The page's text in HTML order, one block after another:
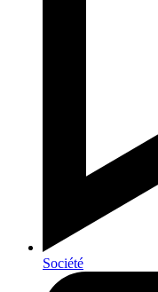
Société